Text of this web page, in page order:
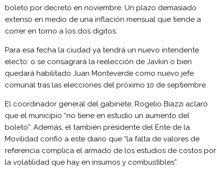
boleto por decreto en noviembre. Un plazo demasiado
extenso en medio de una inflación mensual que tiende a
correr en torno a los dos dígitos.
Para esa fecha la ciudad ya tendrá un nuevo intendente
electo: o se consagrará la reelección de Javkin o bien
quedará habilitado Juan Monteverde como nuevo jefe
comunal tras las elecciones del próximo 10 de septiembre.
El coordinador general del gabinete, Rogelio Biazzi aclaró
que el municipio “no tiene en estudio un aumento del
boleto”. Además, el también presidente del Ente de la
Movilidad confió a este diario que “la falta de valores de
referencia complica el armado de los estudios de costos por
la volatilidad que hay en insumos y combustibles”.